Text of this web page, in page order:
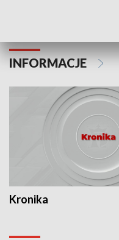
INFORMACJE
Kronika